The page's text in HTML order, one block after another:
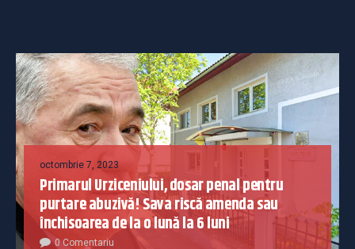
octombrie 7, 2023
Primarul Urziceniului, dosar penal pentru
purtare abuzivă! Sava riscă amenda sau
închisoarea de la o lună la 6 luni
0 Comentariu